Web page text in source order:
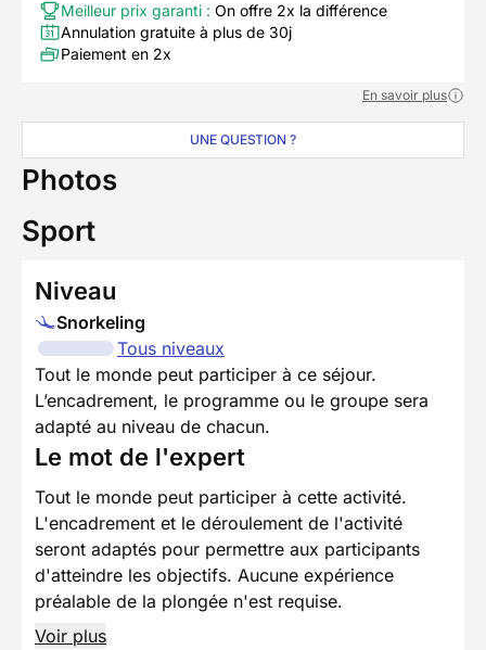
Meilleur prix garanti : On offre 2x la différence
Annulation gratuite à plus de 30j
Paiement en 2x
En savoir plus
UNE QUESTION ?
Photos
Sport
Niveau
Snorkeling
Tous niveaux
Tout le monde peut participer à ce séjour.
L’encadrement, le programme ou le groupe sera
adapté au niveau de chacun.
Le mot de l'expert
Tout le monde peut participer à cette activité.
L'encadrement et le déroulement de l'activité
seront adaptés pour permettre aux participants
d'atteindre les objectifs. Aucune expérience
préalable de la plongée n'est requise.
Voir plus